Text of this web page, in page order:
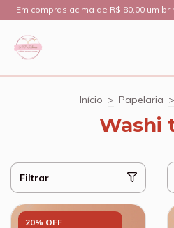
Em compras acima de R$ 80,00 um
Início > Papelaria >
Washi
Filtrar
20% OFF